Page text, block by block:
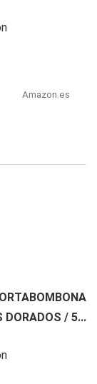
Amazon.es
DORADOS / 5...